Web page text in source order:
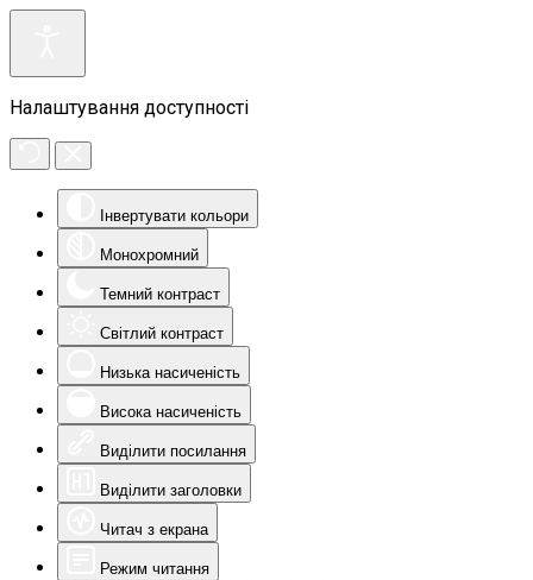
Налаштування доступності
Інвертувати кольори
Монохромний
Темний контраст
Світлий контраст
Низька насиченість
Висока насиченість
Виділити посилання
Виділити заголовки
Читач з екрана
Режим читання